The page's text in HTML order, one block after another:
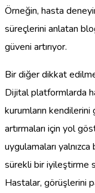
Örneğin, hasta
süreçlerini anlatan
güveni artırıyor.
Bir diğer dikkat
Dijital platformlarda
kurumların
artırmaları için yol
uygulamaları
sürekli bir iyileştirme
Hastalar, görüşlerini